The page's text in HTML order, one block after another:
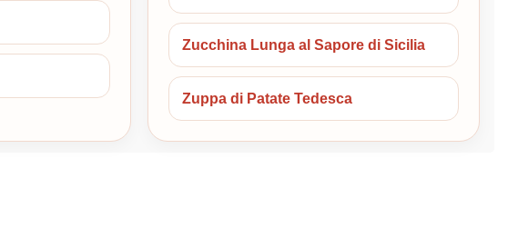
Zucchina Lunga al Sapore di Sicilia
Zuppa di Patate Tedesca